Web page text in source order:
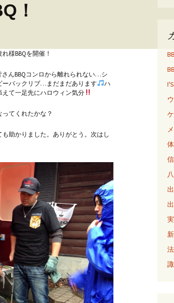
！
様BBQを開催！
んBBQコンロから離れられない…シ
ーバックリブ…まだまだあります
ハ
て一足先にハロウィン気分
てくれたかな？
助かりました。ありがとう。次はし